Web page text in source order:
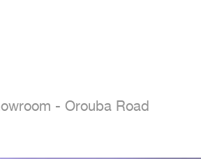
- Orouba Road